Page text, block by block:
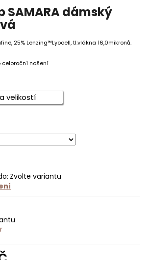
SAMARA dámský
25% Lenzing™Lyocell, tl.vlákna 16,0mikronů.
celoroční nošení
velikostí
Zvolte variantu